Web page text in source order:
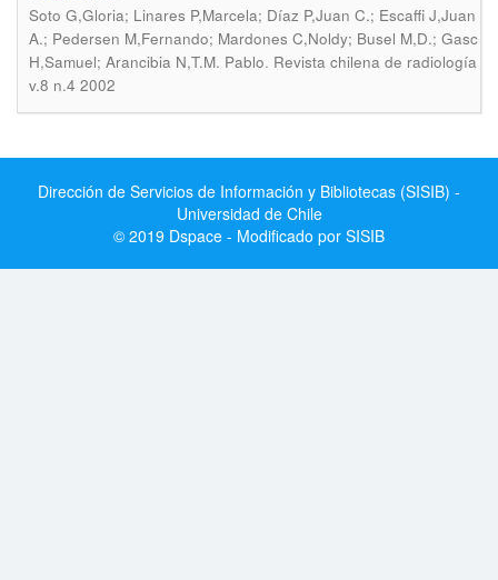
Soto G,Gloria; Linares P,Marcela; Díaz P,Juan C.; Escaffi J,Juan
A.; Pedersen M,Fernando; Mardones C,Noldy; Busel M,D.; Gasc
H,Samuel; Arancibia N,T.M. Pablo. Revista chilena de radiología
v.8 n.4 2002
Dirección de Servicios de Información y Bibliotecas (SISIB) -
Universidad de Chile
© 2019 Dspace - Modificado por SISIB